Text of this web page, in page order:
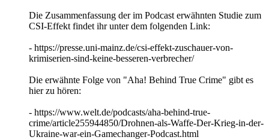
Die Zusammenfassung der im Podcast erwähnten Studie zum
CSI-Effekt findet ihr unter dem folgenden Link:
- https://presse.uni-mainz.de/csi-effekt-zuschauer-von-
krimiserien-sind-keine-besseren-verbrecher/
Die erwähnte Folge von "Aha! Behind True Crime" gibt es
hier zu hören:
- https://www.welt.de/podcasts/aha-behind-true-
crime/article255944850/Drohnen-als-Waffe-Der-Krieg-in-der-
Ukraine-war-ein-Gamechanger-Podcast.html